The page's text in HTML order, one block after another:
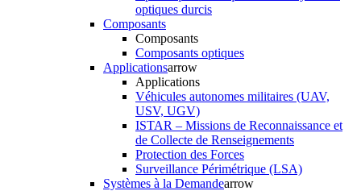
optiques durcis
Composants
Composants
Composants optiques
Applicationsarrow
Applications
Véhicules autonomes militaires (UAV,
USV, UGV)
ISTAR – Missions de Reconnaissance et
de Collecte de Renseignements
Protection des Forces
Surveillance Périmétrique (LSA)
Systèmes à la Demandearrow